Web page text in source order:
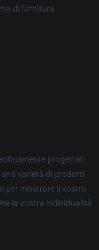
di fornitura
progettati
varietà di prodotti
per mostrare il vostro
la vostra individualità